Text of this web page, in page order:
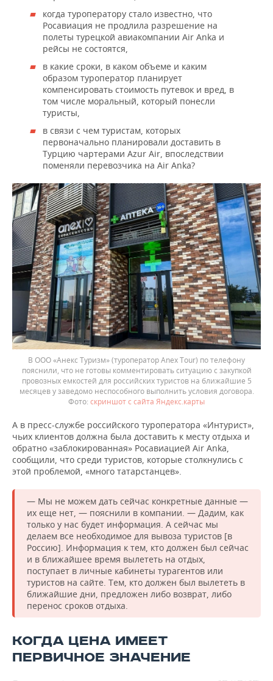
когда туроператору стало известно, что
Росавиация не продлила разрешение на
полеты турецкой авиакомпании Air Anka и
рейсы не состоятся,
в какие сроки, в каком объеме и каким
образом туроператор планирует
компенсировать стоимость путевок и вред, в
том числе моральный, который понесли
туристы,
в связи с чем туристам, которых
первоначально планировали доставить в
Турцию чартерами Azur Air, впоследствии
поменяли перевозчика на Air Anka?
В ООО «Анекс Туризм» (туроператор Anex Tour) по телефону
пояснили, что не готовы комментировать ситуацию с закупкой
провозных емкостей для российских туристов на ближайшие 5
месяцев у заведомо неспособного выполнить условия договора.
скриншот с сайта Яндекс.карты
А в пресс-службе российского туроператора «Интурист»,
чьих клиентов должна была доставить к месту отдыха и
обратно «заблокированная» Росавиацией Air Anka,
сообщили, что среди туристов, которые столкнулись с
этой проблемой, «много татарстанцев».
— Мы не можем дать сейчас конкретные данные —
их еще нет, — пояснили в компании. — Дадим, как
только у нас будет информация. А сейчас мы
делаем все необходимое для вывоза туристов [в
Россию]. Информация к тем, кто должен был сейчас
и в ближайшее время вылететь на отдых,
поступает в личные кабинеты турагентов или
туристов на сайте. Тем, кто должен был вылететь в
ближайшие дни, предложен либо возврат, либо
перенос сроков отдыха.
КОГДА ЦЕНА ИМЕЕТ
ПЕРВИЧНОЕ ЗНАЧЕНИЕ